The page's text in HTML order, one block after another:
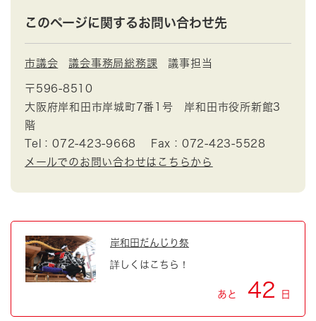
このページに関するお問い合わせ先
市議会 議会事務局総務課 議事担当
〒596-8510
大阪府岸和田市岸城町7番1号 岸和田市役所新館3
階
Tel：072-423-9668
Fax：072-423-5528
メールでのお問い合わせはこちらから
岸和田だんじり祭
詳しくはこちら！
あと 42 日